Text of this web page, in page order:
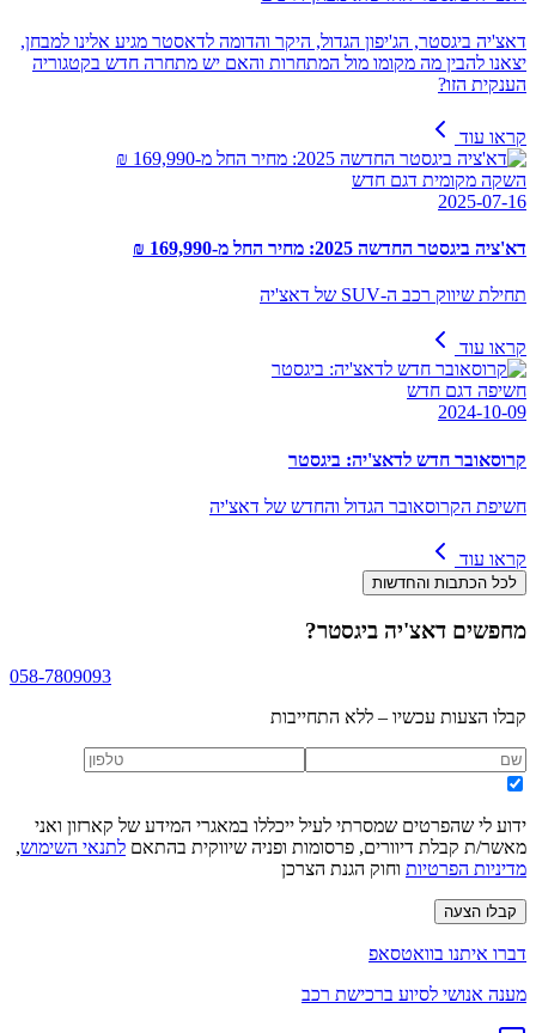
דאצ'יה ביגסטר, הג'יפון הגדול, היקר והדומה לדאסטר מגיע אלינו למבחן,
יצאנו להבין מה מקומו מול המתחרות והאם יש מתחרה חדש בקטגוריה
הענקית הזו?
קראו עוד
השקה מקומית דגם חדש
2025-07-16
דא'ציה ביגסטר החדשה 2025: מחיר החל מ-169,990 ₪
תחילת שיווק רכב ה-SUV של דאצ'יה
קראו עוד
חשיפה דגם חדש
2024-10-09
קרוסאובר חדש לדאצ'יה: ביגסטר
חשיפת הקרוסאובר הגדול והחדש של דאצ'יה
קראו עוד
לכל הכתבות והחדשות
מחפשים דאצ'יה ביגסטר?
058-7809093
קבלו הצעות עכשיו – ללא התחייבות
ידוע לי שהפרטים שמסרתי לעיל ייכללו במאגרי המידע של קארזון ואני
מאשר/ת קבלת דיוורים, פרסומות ופניה שיווקית בהתאם לתנאי השימוש,
מדיניות הפרטיות וחוק הגנת הצרכן
קבלו הצעה
דברו איתנו בוואטסאפ
מענה אנושי לסיוע ברכישת רכב